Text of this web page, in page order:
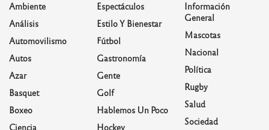
Ambiente
Análisis
Automovilismo
Autos
Azar
Basquet
Boxeo
Ciencia
Espectáculos
Estilo Y Bienestar
Fútbol
Gastronomía
Gente
Golf
Hablemos Un Poco
Hockey
Información
General
Mascotas
Nacional
Política
Rugby
Salud
Sociedad